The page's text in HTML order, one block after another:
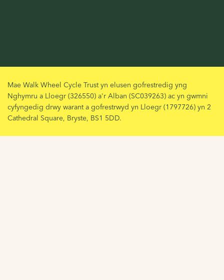
Mae Walk Wheel Cycle Trust yn elusen gofrestredig yng
Nghymru a Lloegr (326550) a'r Alban (SC039263) ac yn gwmni
cyfyngedig drwy warant a gofrestrwyd yn Lloegr (1797726) yn 2
Cathedral Square, Bryste, BS1 5DD.